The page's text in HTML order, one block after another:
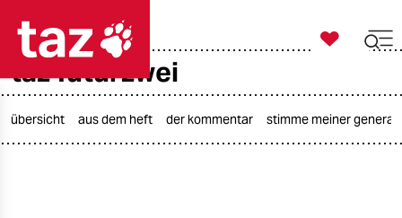
taz zahl ich

taz zahl ich
taz futurzwei
übersicht aus dem heft der kommentar stimme meiner